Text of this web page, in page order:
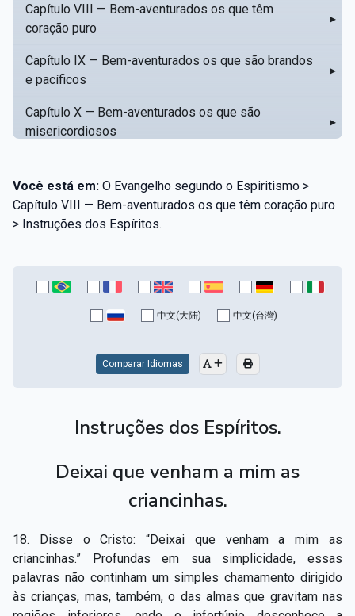
Capítulo VIII — Bem-aventurados os que têm
coração puro
▸
Capítulo IX — Bem-aventurados os que são brandos
e pacíficos
▸
Capítulo X — Bem-aventurados os que são
misericordiosos
▸
Capítulo XII — Amai os vossos inimigos
Capítulo XIII — Não saiba a vossa mão esquerda o
que dê a vossa mão direita
Capítulo XIV — Honrai a vosso pai e a vossa mãe
Capítulo XV — Fora da caridade não há salvação
Capítulo XVIII — Muitos os chamados, poucos os
Capítulo XIX — A fé transporta montanhas
Capítulo XXI — Haverá falsos cristos e falsos
profetas
▸
Capítulo XXII — Não separareis o que Deus juntou ▸
Você está em: O Evangelho segundo o Espiritismo >
Capítulo VIII — Bem-aventurados os que têm coração puro
> Instruções dos Espíritos.
中文(大陆) 中文(台灣)
Comparar Idiomas
Instruções dos Espíritos.
Deixai que venham a mim as
criancinhas.
18. Disse o Cristo: “Deixai que venham a mim as
criancinhas.” Profundas em sua simplicidade, essas
palavras não continham um simples chamamento dirigido
às crianças, mas, também, o das almas que gravitam nas